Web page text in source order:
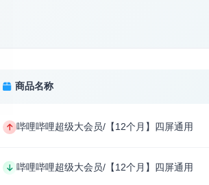
商品名称
哔哩哔哩超级大会员/【12个月】四屏通用
哔哩哔哩超级大会员/【12个月】四屏通用